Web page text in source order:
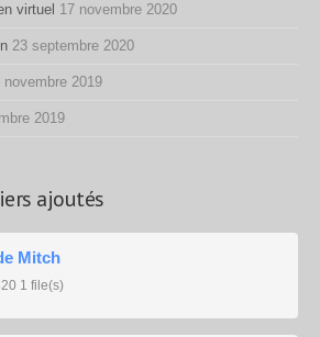
virtuel 17 novembre 2020
23 septembre 2020
novembre 2019
2019
ajoutés
Mitch
1 file(s)